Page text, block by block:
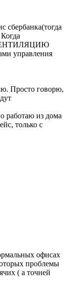
сбербанка(тогда
управления
Просто говорю,
работаю из дома
только с
офисах
проблемы
( а точней